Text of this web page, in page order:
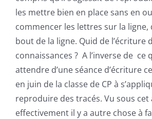
les mettre bien en place sans en
commencer les lettres sur la ligne,
bout de la ligne. Quid de l’écriture
connaissances ? A l’inverse de ce
attendre d’une séance d’écriture
en juin de la classe de CP à
reproduire des tracés. Vu sous cet
effectivement il y a autre chose à